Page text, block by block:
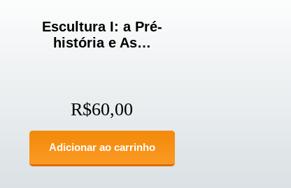
Escultura I: a Pré-
história e As…
R$60,00
Adicionar ao carrinho